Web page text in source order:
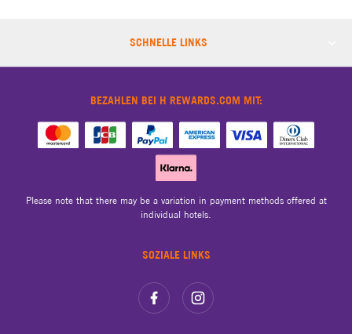
SCHNELLE LINKS
SOZIALE LINKS
BEZAHLEN BEI H REWARDS.COM MIT:
Please note that there may be a variation in payment methods offered at
individual hotels.